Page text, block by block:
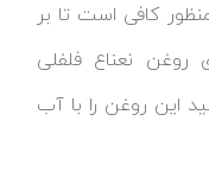
کافی است تا بر
نعناع فلفلی
این روغن را با آب